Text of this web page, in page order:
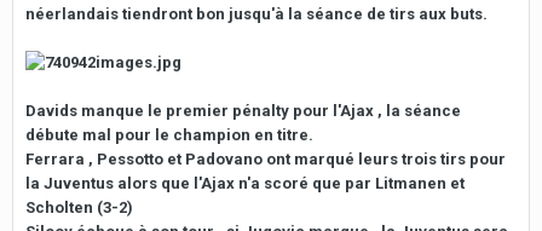
néerlandais tiendront bon jusqu'à la séance de tirs aux buts.
Davids manque le premier pénalty pour l'Ajax , la séance
débute mal pour le champion en titre.
Ferrara , Pessotto et Padovano ont marqué leurs trois tirs pour
la Juventus alors que l'Ajax n'a scoré que par Litmanen et
Scholten (3-2)